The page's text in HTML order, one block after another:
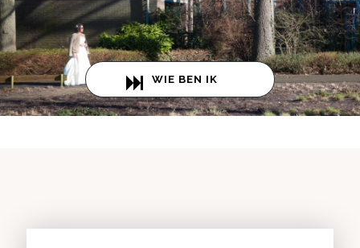
WIE BEN IK